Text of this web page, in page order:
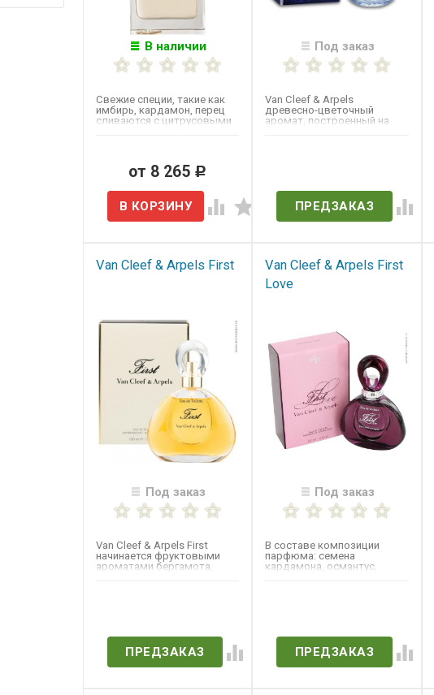
В наличии
Свежие специи, такие как
имбирь, кардамон, перец
сливаются с цитрусовыми
от 8 265 Р
Под заказ
Van Cleef & Arpels
древесно-цветочный
аромат, построенный на
ПРЕДЗАКАЗ
Van Cleef & Arpels First
Под заказ
Van Cleef & Arpels First
начинается фруктовыми
ароматами бергамота,
ПРЕДЗАКАЗ
Van Cleef & Arpels First
Love
Под заказ
В составе композиции
парфюма: семена
кардамона, османтус,
ПРЕДЗАКАЗ